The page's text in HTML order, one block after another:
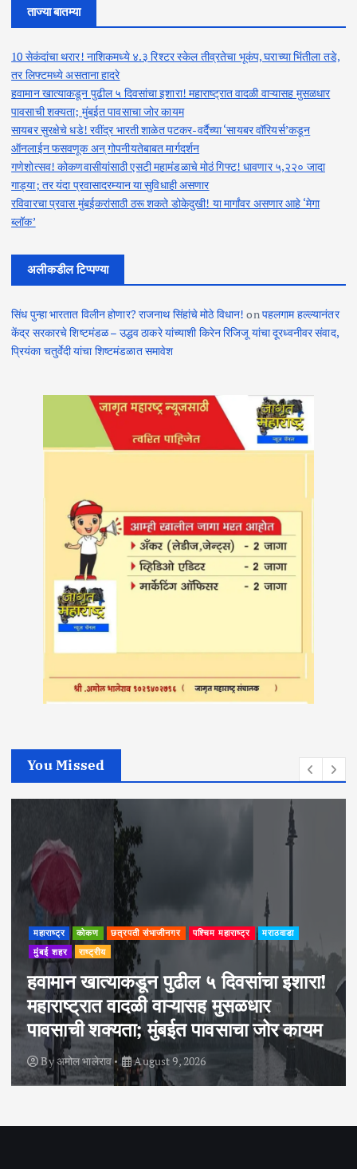
ताज्या बातम्या
10 सेकंदांचा थरार! नाशिकमध्ये ४.३ रिश्टर स्केल तीव्रतेचा भूकंप, घराच्या भिंतीला तडे,
तर लिफ्टमध्ये असताना हादरे
हवामान खात्याकडून पुढील ५ दिवसांचा इशारा! महाराष्ट्रात वादळी वाऱ्यासह मुसळधार
पावसाची शक्यता; मुंबईत पावसाचा जोर कायम
सायबर सुरक्षेचे धडे! रवींद्र भारती शाळेत पटकर-वर्दैच्या ‘सायबर वॉरियर्स’कडून
ऑनलाईन फसवणूक अन् गोपनीयतेबाबत मार्गदर्शन
गणेशोत्सव! कोकणवासीयांसाठी एसटी महामंडळाचे मोठं गिफ्ट! धावणार ५,२२० जादा
गाड्या; तर यंदा प्रवासादरम्यान या सुविधाही असणार
रविवारचा प्रवास मुंबईकरांसाठी ठरू शकते डोकेदुखी! या मार्गांवर असणार आहे ‘मेगा
ब्लॉक’
अलीकडील टिप्पण्या
सिंध पुन्हा भारतात विलीन होणार? राजनाथ सिंहांचे मोठे विधान! onपहलगाम हल्ल्यानंतर
केंद्र सरकारचे शिष्टमंडळ – उद्धव ठाकरे यांच्याशी किरेन रिजिजू यांचा दूरध्वनीवर संवाद,
प्रियंका चतुर्वेदी यांचा शिष्टमंडळात समावेश
You Missed
महाराष्ट्र कोकण मुंबई शहर
सायबर सुरक्षेचे धडे! रवींद्र भारती शाळेत
पटकर-वर्दैच्या ‘सायबर वॉरियर्स’कडून
ऑनलाईन फसवणूक अन् गोपनीयतेबाबत
मार्गदर्शन
Byअमोल भालेराव August 8, 2026